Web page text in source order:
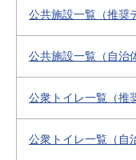
公共施設一覧（推奨
公共施設一覧（自治
公衆トイレ一覧（推
公衆トイレ一覧（自